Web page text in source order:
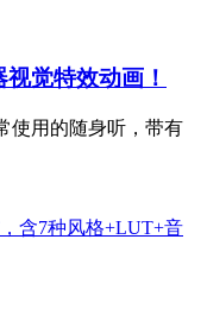
觉特效动画！
使用的随身听，带有